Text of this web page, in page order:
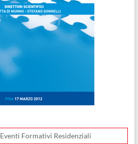
Eventi Formativi Residenziali